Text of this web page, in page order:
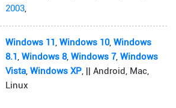
2003,
Windows 11,Windows 10,Windows
8.1,Windows 8,Windows 7,Windows
Vista,Windows XP, || Android, Mac,
Linux